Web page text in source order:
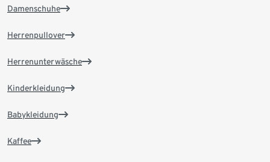
Damenschuhe
Herrenpullover
Herrenunterwäsche
Kinderkleidung
Babykleidung
Kaffee